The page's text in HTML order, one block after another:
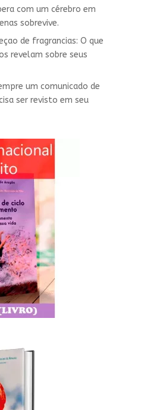
com um cérebro em
sobrevive.
de fragrancias: O que
revelam sobre seus
um comunicado de
ser revisto em seu